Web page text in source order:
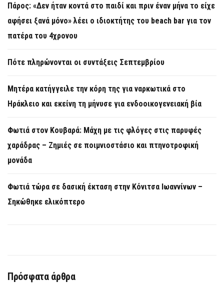
Πάρος: «Δεν ήταν κοντά στο παιδί και πριν έναν μήνα το είχε
αφήσει ξανά μόνο» λέει ο ιδιοκτήτης του beach bar για τον
πατέρα του 4χρονου
Πότε πληρώνονται οι συντάξεις Σεπτεμβρίου
Μητέρα κατήγγειλε την κόρη της για ναρκωτικά στο
Ηράκλειο και εκείνη τη μήνυσε για ενδοοικογενειακή βία
Φωτιά στον Κουβαρά: Μάχη με τις φλόγες στις παρυφές
χαράδρας – Ζημιές σε ποιμνιοστάσιο και πτηνοτροφική
μονάδα
Φωτιά τώρα σε δασική έκταση στην Κόνιτσα Ιωαννίνων –
Σηκώθηκε ελικόπτερο
Πρόσφατα άρθρα